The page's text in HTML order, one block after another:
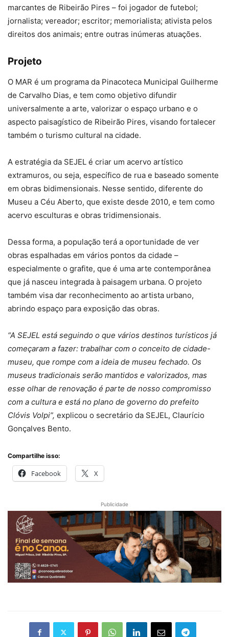
marcantes de Ribeirão Pires – foi jogador de futebol;
jornalista; vereador; escritor; memorialista; ativista pelos
direitos dos animais; entre outras inúmeras atuações.
Projeto
O MAR é um programa da Pinacoteca Municipal Guilherme
de Carvalho Dias, e tem como objetivo difundir
universalmente a arte, valorizar o espaço urbano e o
aspecto paisagístico de Ribeirão Pires, visando fortalecer
também o turismo cultural na cidade.
A estratégia da SEJEL é criar um acervo artístico
extramuros, ou seja, específico de rua e baseado somente
em obras bidimensionais. Nesse sentido, diferente do
Museu a Céu Aberto, que existe desde 2010, e tem como
acervo esculturas e obras tridimensionais.
Dessa forma, a população terá a oportunidade de ver
obras espalhadas em vários pontos da cidade –
especialmente o grafite, que é uma arte contemporânea
que já nasceu integrada à paisagem urbana. O projeto
também visa dar reconhecimento ao artista urbano,
abrindo espaço para exposição das obras.
“A SEJEL está seguindo o que vários destinos turísticos já
começaram a fazer: trabalhar com o conceito de cidade-
museu, que rompe com a ideia de museu fechado. Os
museus tradicionais serão mantidos e valorizados, mas
esse olhar de renovação é parte de nosso compromisso
com a cultura e está no plano de governo do prefeito
Clóvis Volpi”, explicou o secretário da SEJEL, Claurício
Gonçalves Bento.
Compartilhe isso:
Facebook X
Publicidade